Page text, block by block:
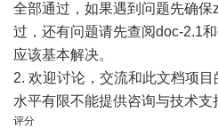
全部通过，如果遇到问题先确
过，还有问题请先查阅doc-2.1
应该基本解决。
2. 欢迎讨论，交流和此文档项目
水平有限不能提供咨询与技术支
评分